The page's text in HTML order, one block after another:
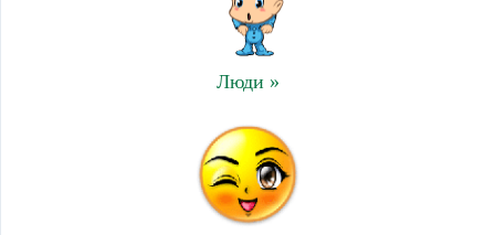
Люди »